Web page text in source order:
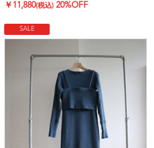
￥ 11,880(税込) 20%OFF
SALE